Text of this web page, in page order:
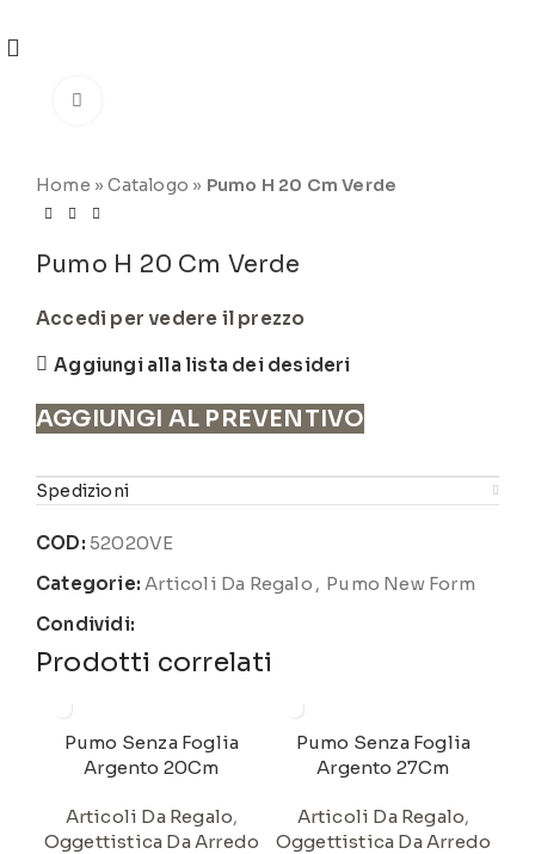
Home »Catalogo » Pumo H 20 Cm Verde
Pumo H 20 Cm Verde
Accedi per vedere il prezzo
Aggiungi alla lista dei desideri
AGGIUNGI AL PREVENTIVO
Spedizioni
COD: 52020VE
Categorie: Articoli Da Regalo , Pumo New Form
Condividi:
Prodotti correlati
Pumo Senza Foglia
Argento 20Cm
Articoli Da Regalo,
Oggettistica Da Arredo
Pumo Senza Foglia
Argento 27Cm
Articoli Da Regalo,
Oggettistica Da Arredo